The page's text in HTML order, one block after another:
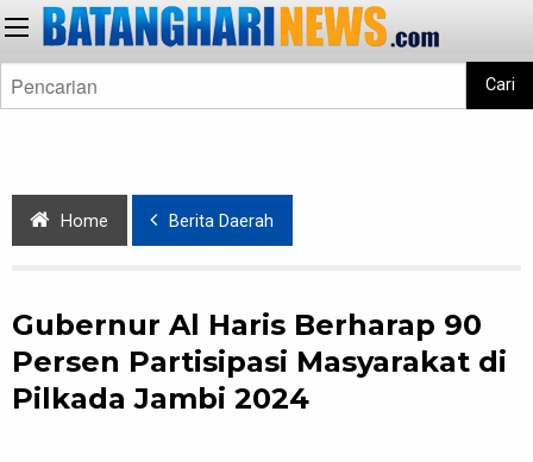
Cari
Home Berita Daerah
Gubernur Al Haris Berharap 90
Persen Partisipasi Masyarakat di
Pilkada Jambi 2024